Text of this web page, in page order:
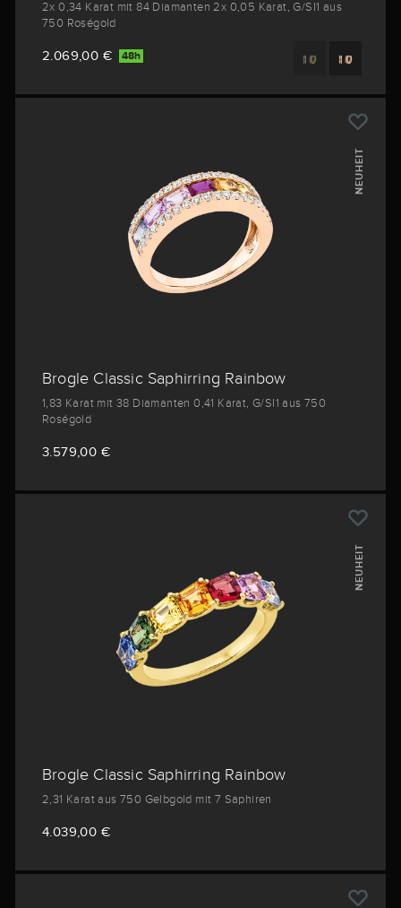
2x 0,34 Karat mit 84 Diamanten 2x 0,05 Karat, G/SI1 aus
750 Roségold
2.069,00 € 48h
NEUHEIT
Brogle Classic Saphirring Rainbow
1,83 Karat mit 38 Diamanten 0,41 Karat, G/SI1 aus 750
Roségold
3.579,00 €
NEUHEIT
Brogle Classic Saphirring Rainbow
2,31 Karat aus 750 Gelbgold mit 7 Saphiren
4.039,00 €